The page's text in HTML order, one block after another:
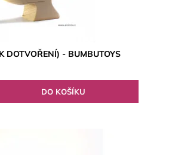
DOTVOŘENÍ) - BUMBUTOYS